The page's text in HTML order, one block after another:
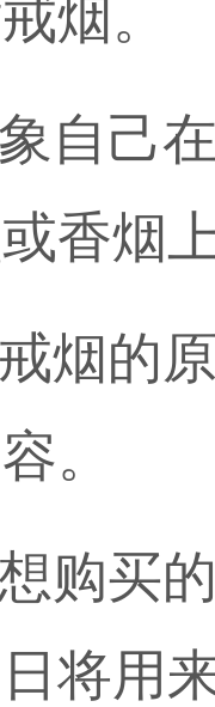
烟。
己在
香烟
的原
。
买的
将用